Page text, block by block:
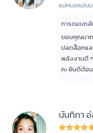
แม่หมอแม่นม
การตอบก
ขอบคุณมาก
ปลดล็อกแล
พลังงานดี
คะ ยินดีต้อน
นันทิกา